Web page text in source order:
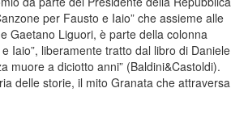
per Fausto e Iaio” che assieme alle
Gaetano Liguori, è parte della colonna
Iaio”, liberamente tratto dal libro di Daniele
muore a diciotto anni” (Baldini&Castoldi).
delle storie, il mito Granata che attraversa